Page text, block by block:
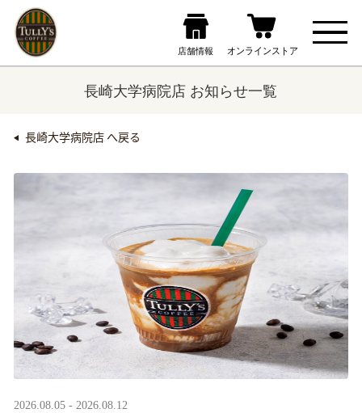
長崎大学病院店 お知らせ一覧
長崎大学病院店 へ戻る
2026.08.05 - 2026.08.12